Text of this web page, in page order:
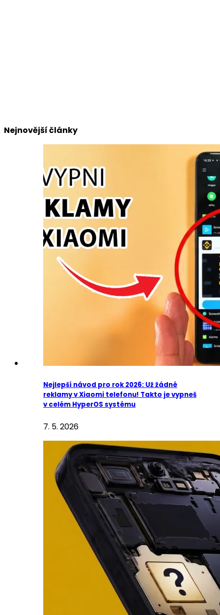
Nejnovější články
Nejlepší návod pro rok 2026: Už žádné
reklamy v Xiaomi telefonu! Takto je vypneš
v celém HyperOS systému
7. 5. 2026